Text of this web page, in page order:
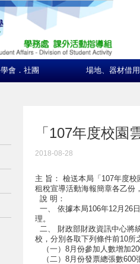
學會．社團 場地、器材借用
「107年度校園
2018-08-28
主 旨： 檢送本局「107年度
租稅宣導活動海報簡章各乙份
說 明：
一、 依據本局106年12月26
理。
二、 財政部財政資訊中心將
校，分別各取下列條件前10所
（一）8月份參加人數增加
（二）8月份發票總張數600